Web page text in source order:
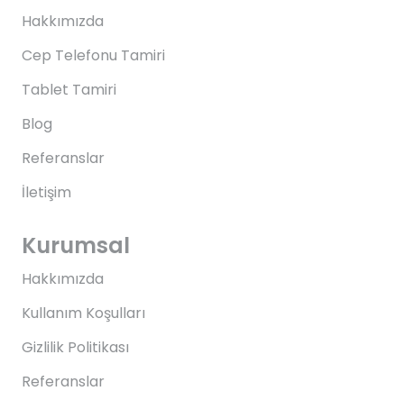
Hakkımızda
Cep Telefonu Tamiri
Tablet Tamiri
Blog
Referanslar
İletişim
Kurumsal
Hakkımızda
Kullanım Koşulları
Gizlilik Politikası
Referanslar